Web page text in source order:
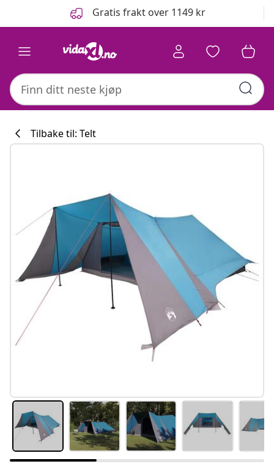
Gratis frakt over 1149 kr
Tilbake til: Telt